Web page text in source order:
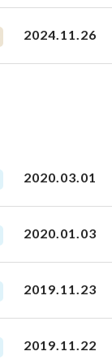
2024.11.26
2020.03.01
2020.01.03
2019.11.23
2019.11.22